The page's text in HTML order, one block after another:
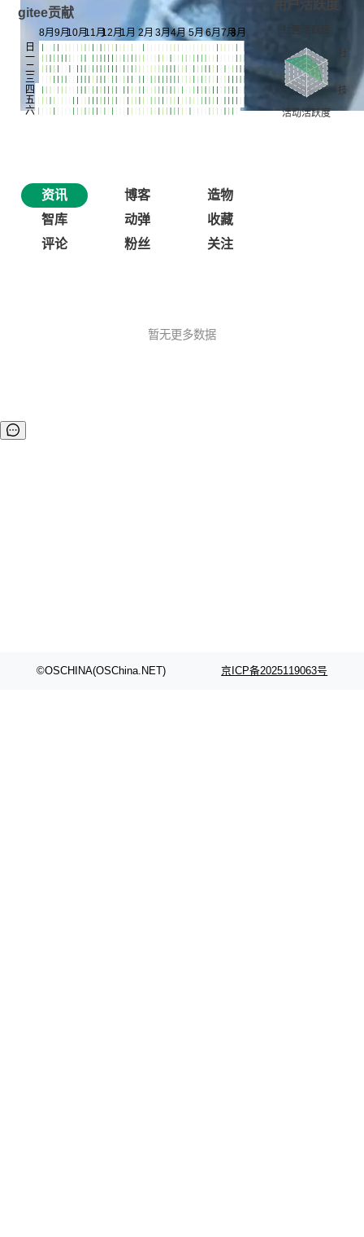
gitee贡献
用户活跃度
资讯 博客
造物
智库
动弹
收藏
评论
粉丝 关注
暂无更多数据
©OSCHINA(OSChina.NET) 京ICP备2025119063号